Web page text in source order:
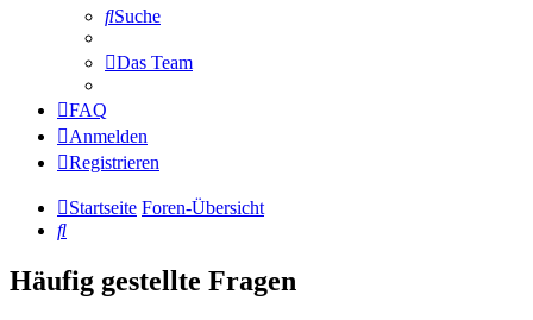
Suche
Das Team
FAQ
Anmelden
Registrieren
Startseite Foren-Übersicht
Suche
Häufig gestellte Fragen